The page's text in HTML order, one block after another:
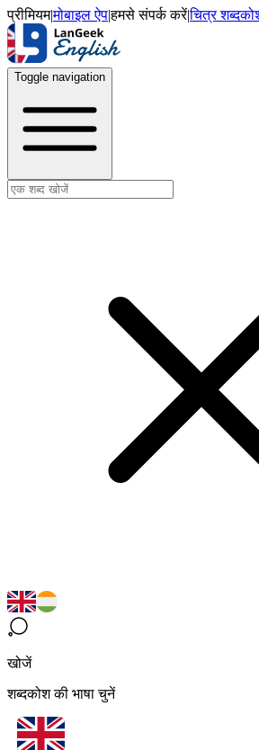
प्रीमियम|मोबाइल ऐप|हमसे संपर्क करें|चित्र
Toggle navigation
खोजें
शब्दकोश की भाषा चुनें